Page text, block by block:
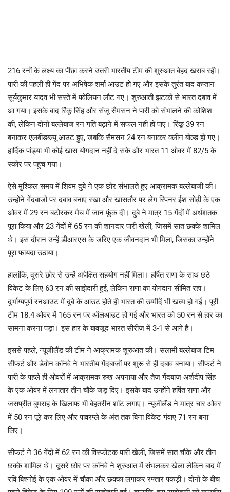
216 रनों के लक्ष्य का पीछा करने उतरी भारतीय टीम की शुरुआत बेहद खराब रही।
पारी की पहली ही गेंद पर अभिषेक शर्मा आउट हो गए और इसके तुरंत बाद कप्तान
सूर्यकुमार यादव भी सस्ते में पवेलियन लौट गए। शुरुआती झटकों से भारत दबाव में
आ गया। इसके बाद रिंकू सिंह और संजू सैमसन ने पारी को संभालने की कोशिश
की, लेकिन दोनों बल्लेबाज रन गति बढ़ाने में सफल नहीं हो पाए। रिंकू 39 रन
बनाकर एलबीडब्ल्यू आउट हुए, जबकि सैमसन 24 रन बनाकर क्लीन बोल्ड हो गए।
हार्दिक पांड्या भी कोई खास योगदान नहीं दे सके और भारत 11 ओवर में 82/5 के
स्कोर पर पहुंच गया।
ऐसे मुश्किल समय में शिवम दुबे ने एक छोर संभालते हुए आक्रामक बल्लेबाजी की।
उन्होंने गेंदबाजों पर दबाव बनाए रखा और खासतौर पर लेग स्पिनर ईश सोढ़ी के एक
ओवर में 29 रन बटोरकर मैच में जान फूंक दी। दुबे ने मात्र 15 गेंदों में अर्धशतक
पूरा किया और 23 गेंदों में 65 रन की शानदार पारी खेली, जिसमें सात छक्के शामिल
थे। इस दौरान उन्हें डीआरएस के जरिए एक जीवनदान भी मिला, जिसका उन्होंने
पूरा फायदा उठाया।
हालांकि, दूसरे छोर से उन्हें अपेक्षित सहयोग नहीं मिला। हर्षित राणा के साथ छठे
विकेट के लिए 63 रन की साझेदारी हुई, लेकिन राणा का योगदान सीमित रहा।
दुर्भाग्यपूर्ण रनआउट में दुबे के आउट होते ही भारत की उम्मीदें भी खत्म हो गईं। पूरी
टीम 18.4 ओवर में 165 रन पर ऑलआउट हो गई और भारत को 50 रन से हार का
सामना करना पड़ा। इस हार के बावजूद भारत सीरीज में 3-1 से आगे है।
इससे पहले, न्यूजीलैंड की टीम ने आक्रामक शुरुआत की। सलामी बल्लेबाज टिम
सीफर्ट और डेवोन कॉनवे ने भारतीय गेंदबाजों पर शुरू से ही दबाव बनाया। सीफर्ट ने
पारी के पहले ही ओवरों में आक्रामक रुख अपनाया और तेज गेंदबाज अर्शदीप सिंह
के एक ओवर में लगातार तीन चौके जड़ दिए। इसके बाद उन्होंने हर्षित राणा और
जसप्रीत बुमराह के खिलाफ भी बेहतरीन शॉट लगाए। न्यूजीलैंड ने मात्र चार ओवर
में 50 रन पूरे कर लिए और पावरप्ले के अंत तक बिना विकेट गंवाए 71 रन बना
लिए।
सीफर्ट ने 36 गेंदों में 62 रन की विस्फोटक पारी खेली, जिसमें सात चौके और तीन
छक्के शामिल थे। दूसरे छोर पर कॉनवे ने शुरुआत में संभलकर खेला लेकिन बाद में
रवि बिश्नोई के एक ओवर में चौका और छक्का लगाकर रफ्तार पकड़ी। दोनों के बीच